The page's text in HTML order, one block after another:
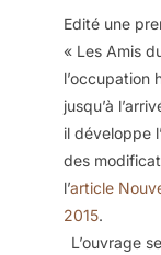
Edité une
« Les Amis
l’occupation
jusqu’à
il développe
des
l’article
2015.
L’ouvrage